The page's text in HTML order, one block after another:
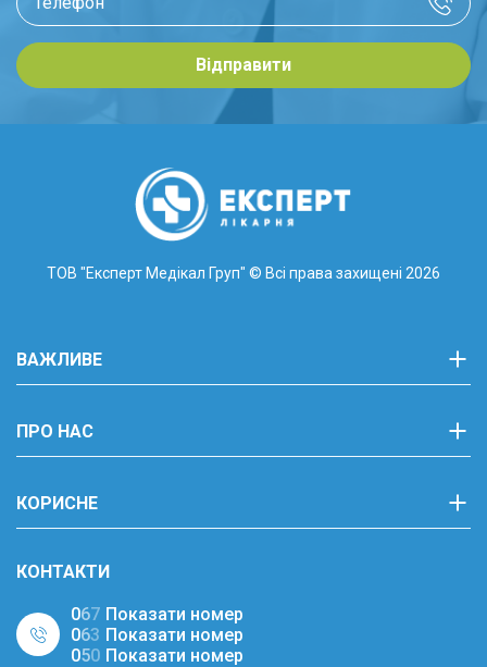
Відправити
ТОВ "Експерт Медікал Груп" © Всі права захищені 2026
ВАЖЛИВЕ
ПРО НАС
КОРИСНЕ
КОНТАКТИ
067 Показати номер
063 Показати номер
050 Показати номер